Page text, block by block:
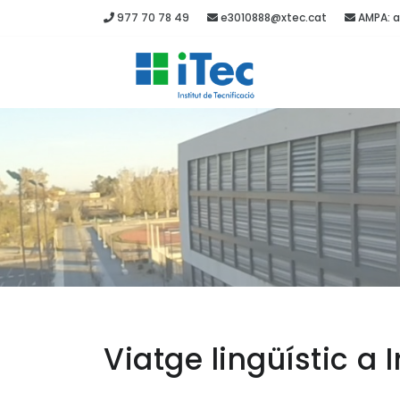
977 70 78 49 e3010888@xtec.cat AMPA:
Viatge lingüístic a